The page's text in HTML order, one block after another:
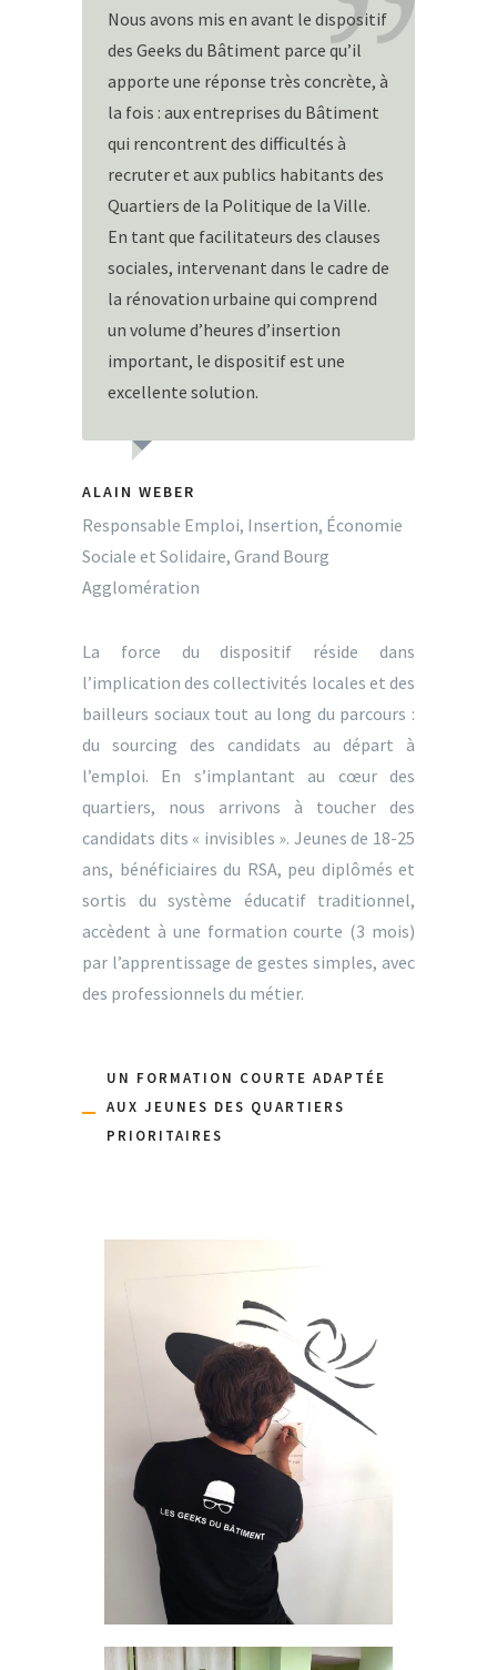
Nous avons mis en avant le dispositif
des Geeks du Bâtiment parce qu’il
apporte une réponse très concrète, à
la fois : aux entreprises du Bâtiment
qui rencontrent des difficultés à
recruter et aux publics habitants des
Quartiers de la Politique de la Ville.
En tant que facilitateurs des clauses
sociales, intervenant dans le cadre de
la rénovation urbaine qui comprend
un volume d’heures d’insertion
important, le dispositif est une
excellente solution.
ALAIN WEBER
Responsable Emploi, Insertion, Économie
Sociale et Solidaire, Grand Bourg
Agglomération
La force du dispositif réside dans
l’implication des collectivités locales et des
bailleurs sociaux tout au long du parcours :
du sourcing des candidats au départ à
l’emploi. En s’implantant au cœur des
quartiers, nous arrivons à toucher des
candidats dits « invisibles ». Jeunes de 18-25
ans, bénéficiaires du RSA, peu diplômés et
sortis du système éducatif traditionnel,
accèdent à une formation courte (3 mois)
par l’apprentissage de gestes simples, avec
des professionnels du métier.
UN FORMATION COURTE ADAPTÉE
AUX JEUNES DES QUARTIERS
PRIORITAIRES